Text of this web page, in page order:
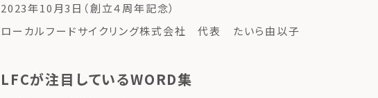
2023年10月3日（創立４周年記念）
ローカルフードサイクリング株式会社 代表 たいら由以子
LFCが注目しているWORD集